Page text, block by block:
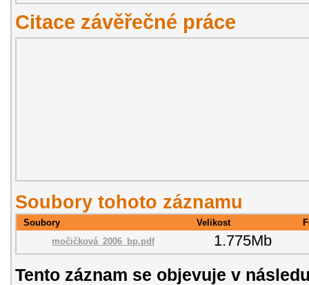
Citace závěřečné práce
Soubory tohoto záznamu
Soubory Velikost
močičková_2006_bp.pdf
1.775Mb
Tento záznam se objevuje v